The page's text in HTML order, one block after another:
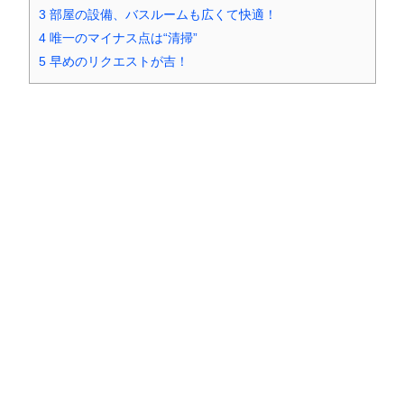
3 部屋の設備、バスルームも広くて快適！
4唯一のマイナス点は“清掃”
5早めのリクエストが吉！